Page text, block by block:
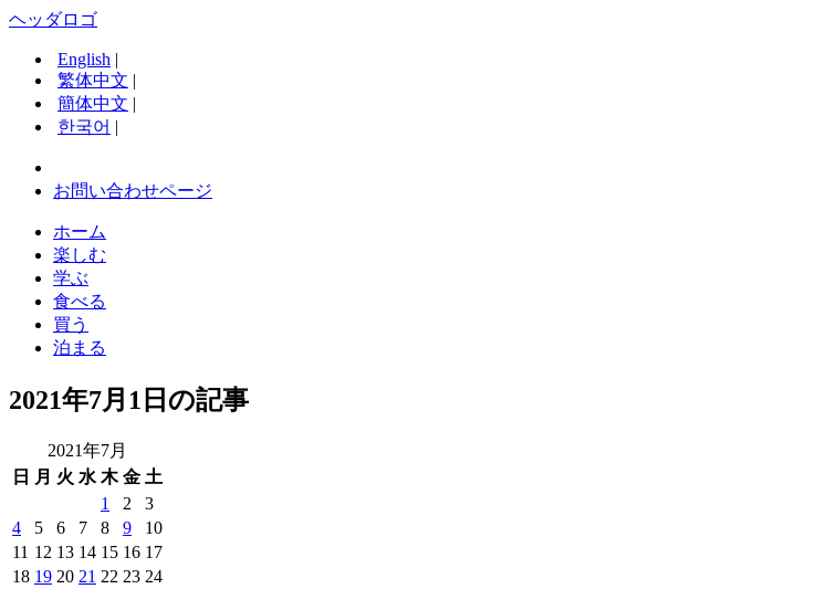
ヘッダロゴ
English |
繁体中文 |
簡体中文 |
한국어 |
お問い合わせページ
ホーム
楽しむ
学ぶ
食べる
買う
泊まる
2021年7月1日の記事
2021年7月
日
月 火 水 木 金 土
1
2
3
4
5 6 7 8 9
10
11 12 13 14 15 16 17
18 19 20 21 22 23 24